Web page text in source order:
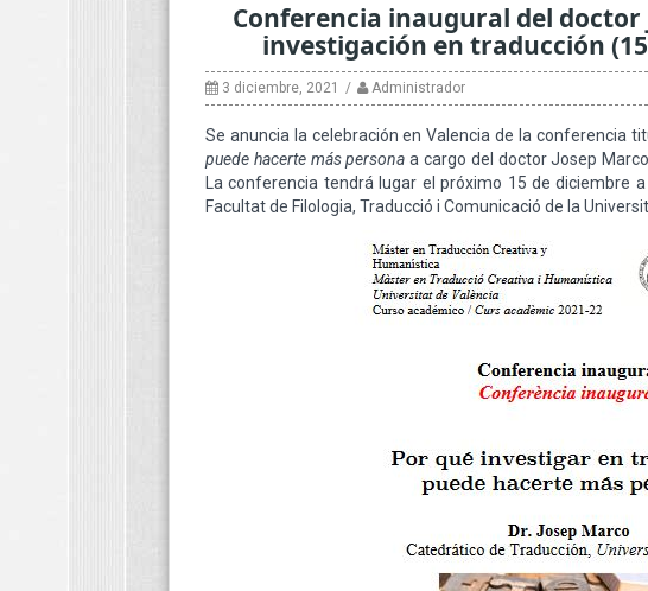
Conferencia inaugural del doctor
investigación en traducción
3 diciembre, 2021 Administrador
Se anuncia la celebración en Valencia de la conferencia
puede hacerte más persona a cargo del doctor Josep
La conferencia tendrá lugar el próximo 15 de diciembre
Facultat de Filologia, Traducció i Comunicació de la